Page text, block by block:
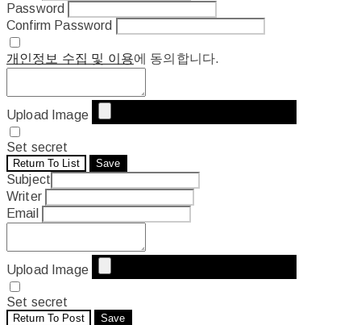
Password
Confirm Password
개인정보 수집 및 이용에 동의합니다.
Upload Image
Set secret
Return To List Save
Subject
Writer
Email
Upload Image
Set secret
Return To Post Save